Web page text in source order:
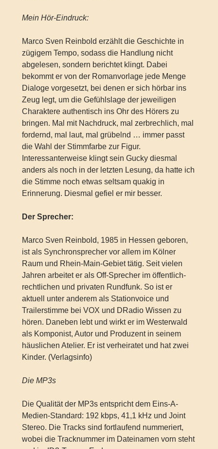
Mein Hör-Eindruck:
Marco Sven Reinbold erzählt die Geschichte in
zügigem Tempo, sodass die Handlung nicht
abgelesen, sondern berichtet klingt. Dabei
bekommt er von der Romanvorlage jede Menge
Dialoge vorgesetzt, bei denen er sich hörbar ins
Zeug legt, um die Gefühlslage der jeweiligen
Charaktere authentisch ins Ohr des Hörers zu
bringen. Mal mit Nachdruck, mal zerbrechlich, mal
fordernd, mal laut, mal grübelnd … immer passt
die Wahl der Stimmfarbe zur Figur.
Interessanterweise klingt sein Gucky diesmal
anders als noch in der letzten Lesung, da hatte ich
die Stimme noch etwas seltsam quakig in
Erinnerung. Diesmal gefiel er mir besser.
Der Sprecher:
Marco Sven Reinbold, 1985 in Hessen geboren,
ist als Synchronsprecher vor allem im Kölner
Raum und Rhein-Main-Gebiet tätig. Seit vielen
Jahren arbeitet er als Off-Sprecher im öffentlich-
rechtlichen und privaten Rundfunk. So ist er
aktuell unter anderem als Stationvoice und
Trailerstimme bei VOX und DRadio Wissen zu
hören. Daneben lebt und wirkt er im Westerwald
als Komponist, Autor und Produzent in seinem
häuslichen Atelier. Er ist verheiratet und hat zwei
Kinder. (Verlagsinfo)
Die MP3s
Die Qualität der MP3s entspricht dem Eins-A-
Medien-Standard: 192 kbps, 41,1 kHz und Joint
Stereo. Die Tracks sind fortlaufend nummeriert,
wobei die Tracknummer im Dateinamen vorn steht